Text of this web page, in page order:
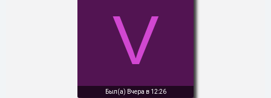
V
Был(а) Вчера в 12:26